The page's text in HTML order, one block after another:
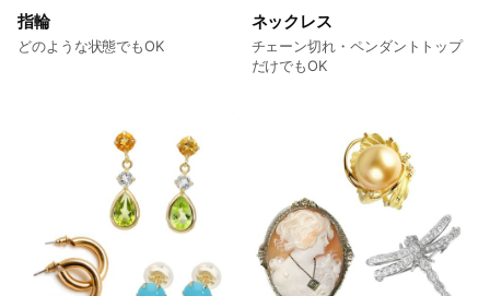
指輪
どのような状態でもOK
ネックレス
チェーン切れ・ペンダントトップ
だけでもOK